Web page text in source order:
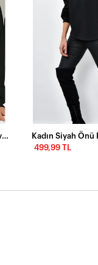
USA College Siyah Fermuarlı Oversize Sweatshirt
499,99 TL